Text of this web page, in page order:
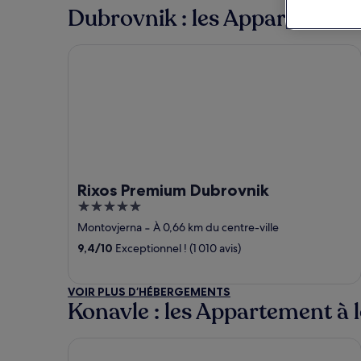
Dubrovnik : les Appartement
Rixos Premium Dubrovnik
5
out
of
5
Montovjerna ‐ À 0,66 km du centre-ville
9,4/10 Exceptionnel ! (1 010 avis)
VOIR PLUS D’HÉBERGEMENTS
Konavle : les Appartement à